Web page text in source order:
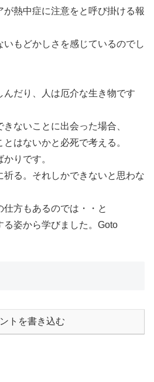
が熱中症に注意をと呼び掛ける報
いもどかしさを感じているのでし
んだり、人は厄介な生き物です
ないことに出会った場合、
はないかと必死で考える。
りです。
祈る。それしかできないと思わな
方もあるのでは・・と
る姿から学びました。Goto
トを書き込む